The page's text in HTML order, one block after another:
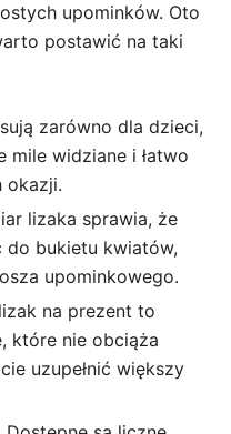
upominków. Oto
postawić na taki
zarówno dla dzieci,
mile widziane i łatwo
okazji.
lizaka sprawia, że
do bukietu kwiatów,
upominkowego.
na prezent to
które nie obciąża
uzupełnić większy